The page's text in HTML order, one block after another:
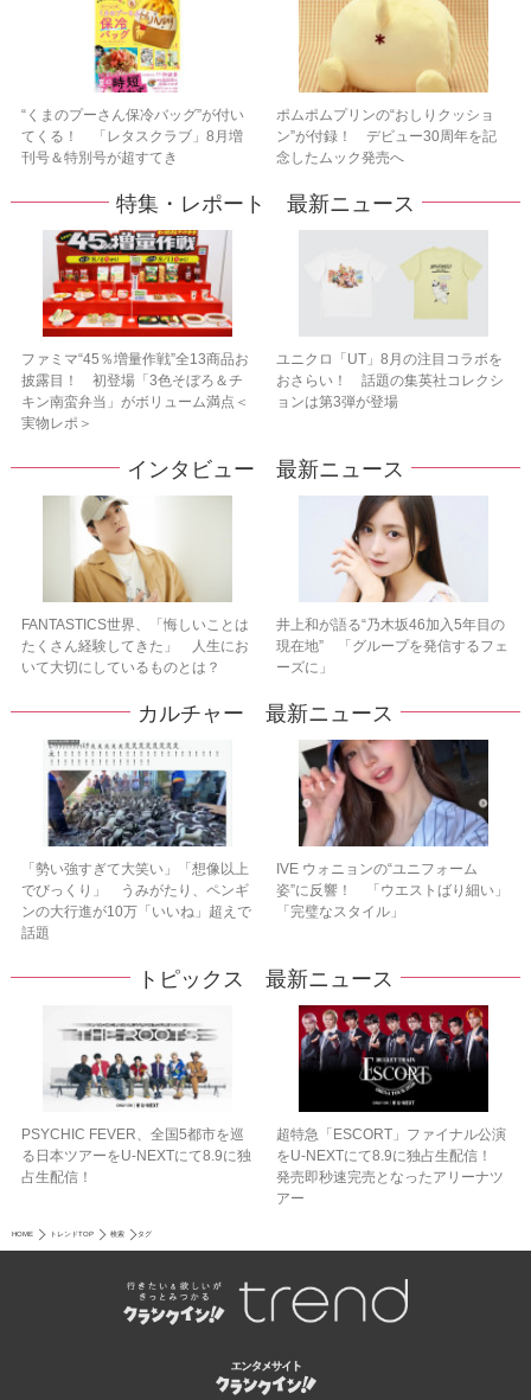
“くまのプーさん保冷バッグ”が付い
てくる！ 「レタスクラブ」8月増
刊号＆特別号が超すてき
ポムポムプリンの“おしりクッショ
ン”が付録！ デビュー30周年を記
念したムック発売へ
特集・レポート 最新ニュース
ファミマ“45％増量作戦”全13商品お
披露目！ 初登場「3色そぼろ＆チ
キン南蛮弁当」がボリューム満点＜
実物レポ＞
ユニクロ「UT」8月の注目コラボを
おさらい！ 話題の集英社コレクシ
ョンは第3弾が登場
インタビュー 最新ニュース
FANTASTICS世界、「悔しいことは
たくさん経験してきた」 人生にお
いて大切にしているものとは？
井上和が語る“乃木坂46加入5年目の
現在地” 「グループを発信するフェ
ーズに」
カルチャー 最新ニュース
「勢い強すぎて大笑い」「想像以上
でびっくり」 うみがたり、ペンギ
ンの大行進が10万「いいね」超えで
話題
IVE ウォニョンの“ユニフォーム
姿”に反響！ 「ウエストばり細い」
「完璧なスタイル」
トピックス 最新ニュース
PSYCHIC FEVER、全国5都市を巡
る日本ツアーをU‐NEXTにて8.9に独
占生配信！
超特急「ESCORT」ファイナル公演
をU-NEXTにて8.9に独占生配信！
発売即秒速完売となったアリーナツ
アー
HOME トレンドTOP 検索 タグ